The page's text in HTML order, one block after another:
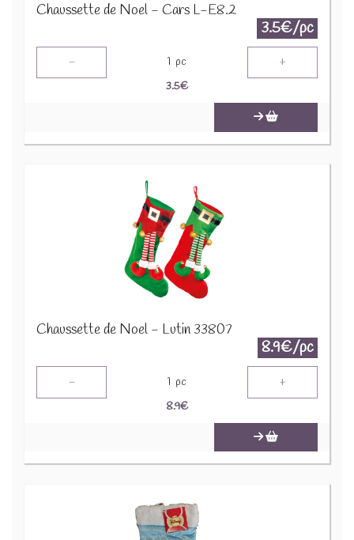
Chaussette de Noel - Cars L-E8.2
3.5€/pc
- 1 pc +
3.5€
Chaussette de Noel - Lutin 33807
8.9€/pc
- 1 pc +
8.9€